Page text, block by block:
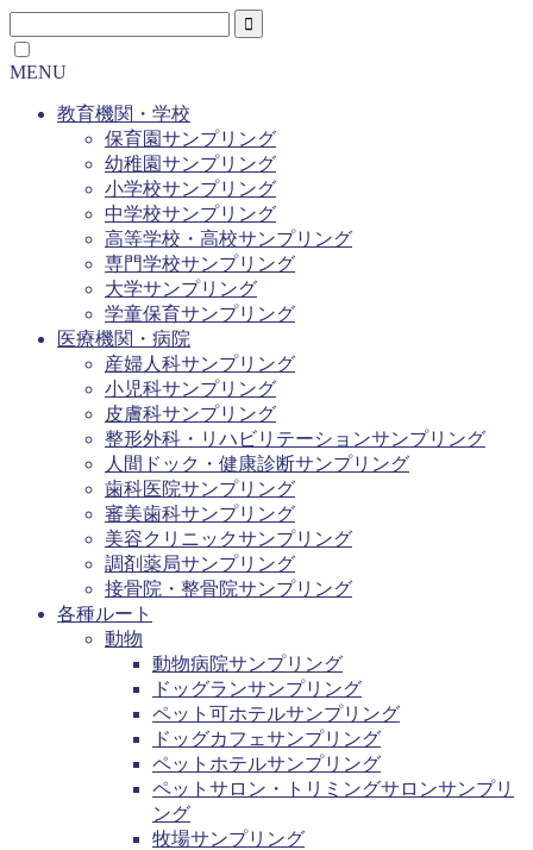
MENU
教育機関・学校
保育園サンプリング
幼稚園サンプリング
小学校サンプリング
中学校サンプリング
高等学校・高校サンプリング
専門学校サンプリング
大学サンプリング
学童保育サンプリング
医療機関・病院
産婦人科サンプリング
小児科サンプリング
皮膚科サンプリング
整形外科・リハビリテーションサンプリング
人間ドック・健康診断サンプリング
歯科医院サンプリング
審美歯科サンプリング
美容クリニックサンプリング
調剤薬局サンプリング
接骨院・整骨院サンプリング
各種ルート
動物
動物病院サンプリング
ドッグランサンプリング
ペット可ホテルサンプリング
ドッグカフェサンプリング
ペットホテルサンプリング
ペットサロン・トリミングサロンサンプリ
ング
牧場サンプリング